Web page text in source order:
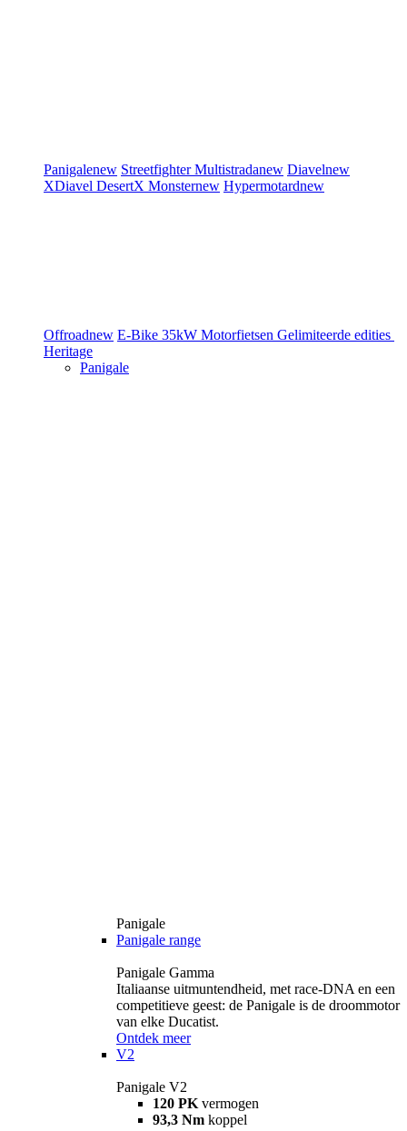
Panigalenew StreetfighterMultistradanew Diavelnew
XDiavel DesertX Monsternew Hypermotardnew
Offroadnew E-Bike 35kW Motorfietsen Gelimiteerde edities
Heritage
Panigale
Panigale
Panigale range
Panigale Gamma
Italiaanse uitmuntendheid, met race-DNA en een
competitieve geest: de Panigale is de droommotor
van elke Ducatist.
Ontdek meer
V2
Panigale V2
120 PK vermogen
93,3 Nm koppel